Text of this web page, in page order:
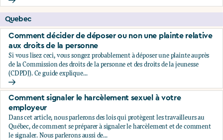
How to decide whether to file a human rights complaint
Quebec
Comment décider de déposer ou non une plainte relative
aux droits de la personne
Si vous lisez ceci, vous songez probablement à déposer une plainte auprès
de la Commission des droits de la personne et des droits de la jeunesse
(CDPDJ). Ce guide explique...
Comment décider de déposer ou non une plainte relative
Comment signaler le harcèlement sexuel à votre
employeur
Dans cet article, nous parlerons des lois qui protègent les travailleurs au
Québec, de comment se préparer à signaler le harcèlement et de comment
le signaler. Nous parlerons aussi de...